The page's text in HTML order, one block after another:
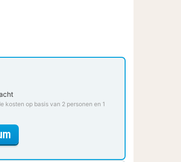
kosten op basis van 2 personen en 1
voor Deluxe Double Room - non